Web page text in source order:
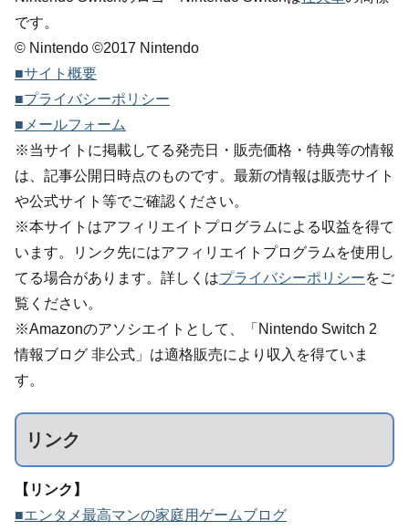
です。
© Nintendo ©2017 Nintendo
■サイト概要
■プライバシーポリシー
■メールフォーム
※当サイトに掲載してる発売日・販売価格・特典等の情報
は、記事公開日時点のものです。最新の情報は販売サイト
や公式サイト等でご確認ください。
※本サイトはアフィリエイトプログラムによる収益を得て
います。リンク先にはアフィリエイトプログラムを使用し
てる場合があります。詳しくはプライバシーポリシーをご
覧ください。
※Amazonのアソシエイトとして、「Nintendo Switch 2
情報ブログ 非公式」は適格販売により収入を得ていま
す。
リンク
【リンク】
■エンタメ最高マンの家庭用ゲームブログ